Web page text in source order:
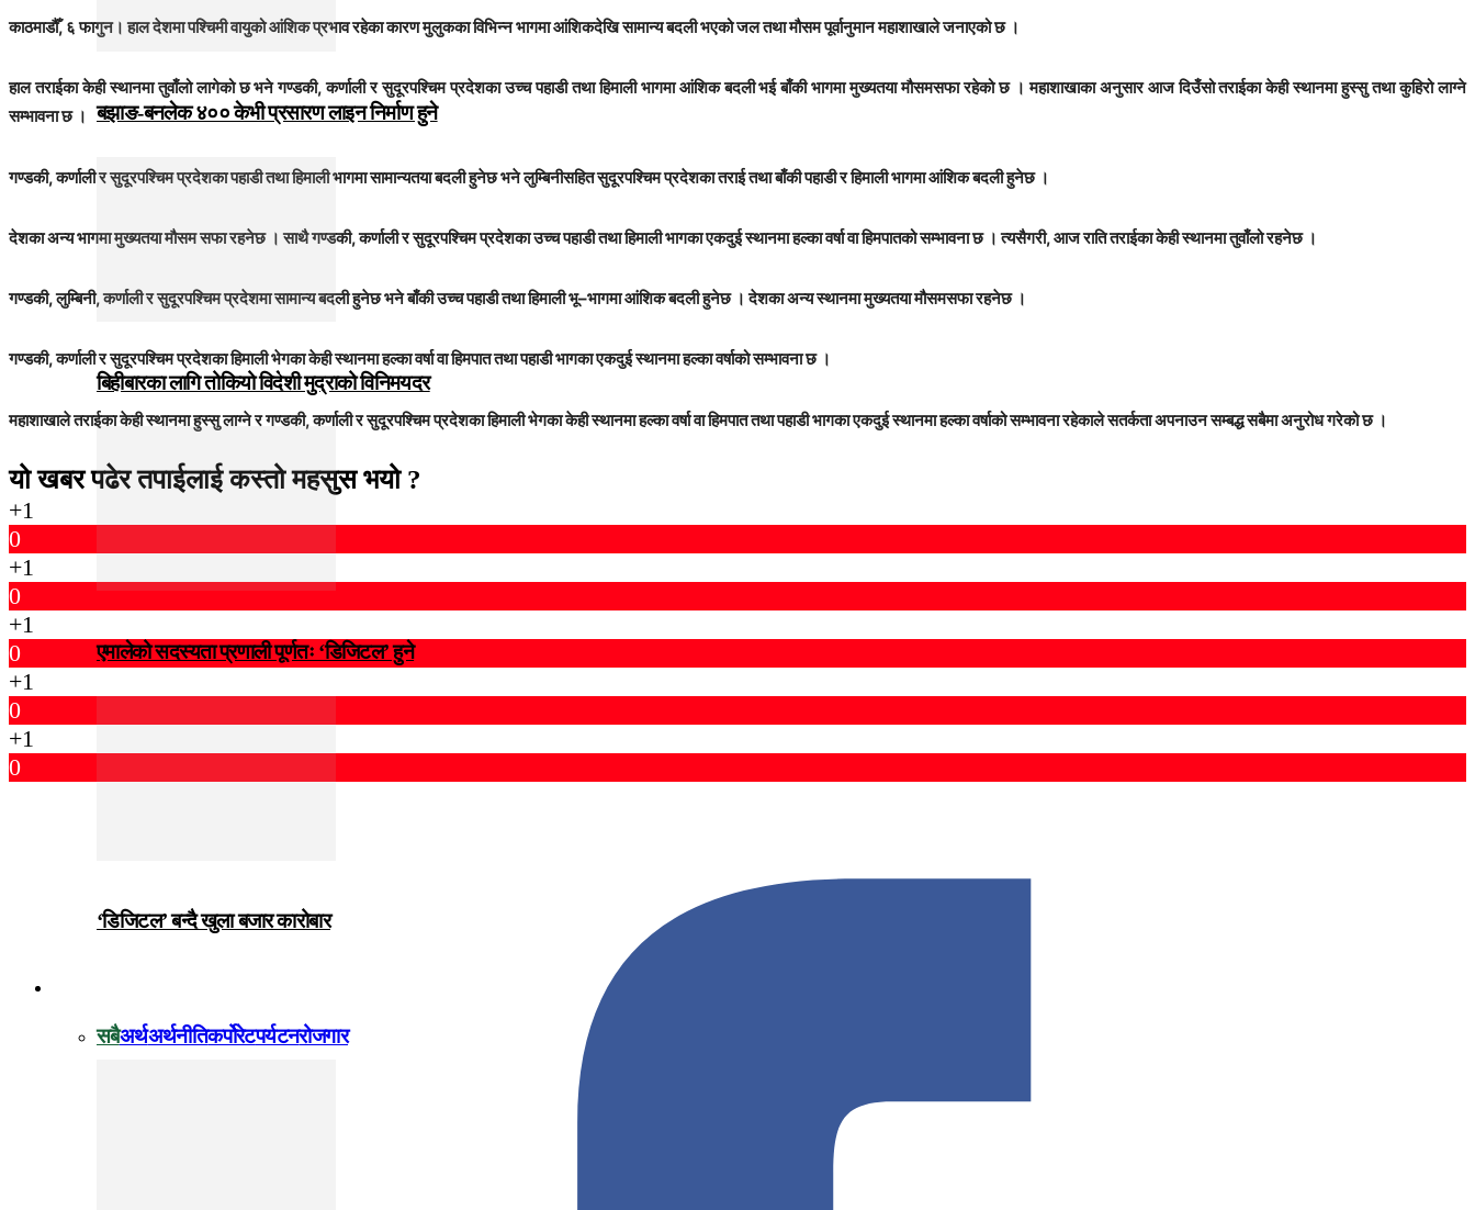
बझाङ-बनलेक ४०० केभी प्रसारण लाइन निर्माण हुने
बिहीबारका लागि तोकियो विदेशी मुद्राको विनिमयदर
एमालेको सदस्यता प्रणाली पूर्णतः ‘डिजिटल’ हुने
‘डिजिटल’ बन्दै खुला बजार कारोबार
सबैअर्थअर्थनीतिकर्पोरेटपर्यटनरोजगार
काठमाडौँ, ६ फागुन। हाल देशमा पश्चिमी वायुको आंशिक प्रभाव रहेका कारण मुलुकका विभिन्न भागमा आंशिकदेखि सामान्य बदली भएको जल तथा मौसम पूर्वानुमान महाशाखाले जनाएको छ ।
हाल तराईका केही स्थानमा तुवाँलो लागेको छ भने गण्डकी, कर्णाली र सुदूरपश्चिम प्रदेशका उच्च पहाडी तथा हिमाली भागमा आंशिक बदली भई बाँकी भागमा मुख्यतया मौसमसफा रहेको छ । महाशाखाका अनुसार आज दिउँसो तराईका केही स्थानमा हुस्सु तथा कुहिरो लाग्ने
सम्भावना छ ।
गण्डकी, कर्णाली र सुदूरपश्चिम प्रदेशका पहाडी तथा हिमाली भागमा सामान्यतया बदली हुनेछ भने लुम्बिनीसहित सुदूरपश्चिम प्रदेशका तराई तथा बाँकी पहाडी र हिमाली भागमा आंशिक बदली हुनेछ ।
देशका अन्य भागमा मुख्यतया मौसम सफा रहनेछ । साथै गण्डकी, कर्णाली र सुदूरपश्चिम प्रदेशका उच्च पहाडी तथा हिमाली भागका एकदुई स्थानमा हल्का वर्षा वा हिमपातको सम्भावना छ । त्यसैगरी, आज राति तराईका केही स्थानमा तुवाँलो रहनेछ ।
गण्डकी, लुम्बिनी, कर्णाली र सुदूरपश्चिम प्रदेशमा सामान्य बदली हुनेछ भने बाँकी उच्च पहाडी तथा हिमाली भू–भागमा आंशिक बदली हुनेछ । देशका अन्य स्थानमा मुख्यतया मौसमसफा रहनेछ ।
गण्डकी, कर्णाली र सुदूरपश्चिम प्रदेशका हिमाली भेगका केही स्थानमा हल्का वर्षा वा हिमपात तथा पहाडी भागका एकदुई स्थानमा हल्का वर्षाको सम्भावना छ ।
महाशाखाले तराईका केही स्थानमा हुस्सु लाग्ने र गण्डकी, कर्णाली र सुदूरपश्चिम प्रदेशका हिमाली भेगका केही स्थानमा हल्का वर्षा वा हिमपात तथा पहाडी भागका एकदुई स्थानमा हल्का वर्षाको सम्भावना रहेकाले सतर्कता अपनाउन सम्बद्ध सबैमा अनुरोध गरेको छ ।
यो खबर पढेर तपाईलाई कस्तो महसुस भयो ?
+1
0
+1
0
+1
0
+1
0
+1
0